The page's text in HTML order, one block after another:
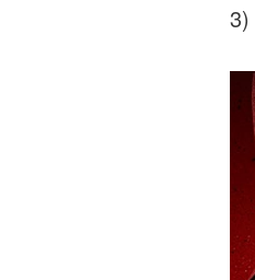
3)